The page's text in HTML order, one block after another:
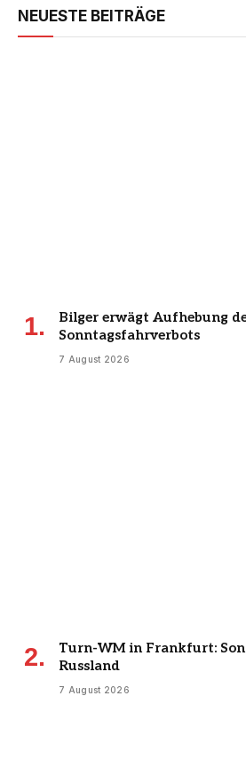
NEUESTE BEITRÄGE
Bilger erwägt Aufhebung
Sonntagsfahrverbots
7 August 2026
Turn-WM in Frankfurt:
Russland
7 August 2026